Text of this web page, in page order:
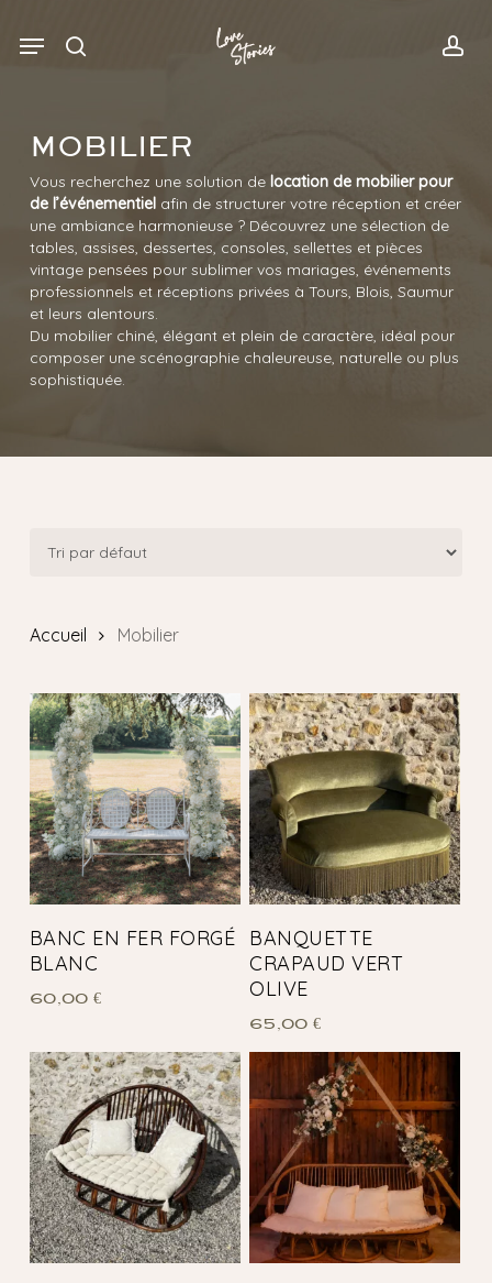
search
Menu
MOBILIER
Vous recherchez une solution de location de mobilier pour
de l’événementielafin de structurer votre réception et créer
une ambiance harmonieuse ? Découvrez une sélection de
tables, assises, dessertes, consoles, sellettes et pièces
vintage pensées pour sublimer vos mariages, événements
professionnels et réceptions privées à Tours, Blois, Saumur
et leurs alentours.
Du mobilier chiné, élégant et plein de caractère, idéal pour
composer une scénographie chaleureuse, naturelle ou plus
sophistiquée.
Accueil Mobilier
BANC EN FER FORGÉ
BLANC
60,00 €
BANQUETTE
CRAPAUD VERT
OLIVE
65,00€